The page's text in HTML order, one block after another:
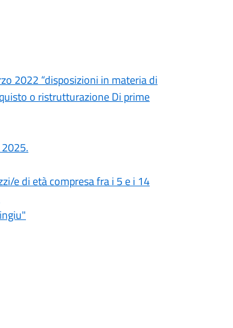
2022 “disposizioni in materia di
o ristrutturazione Di prime
e di età compresa fra i 5 e i 14